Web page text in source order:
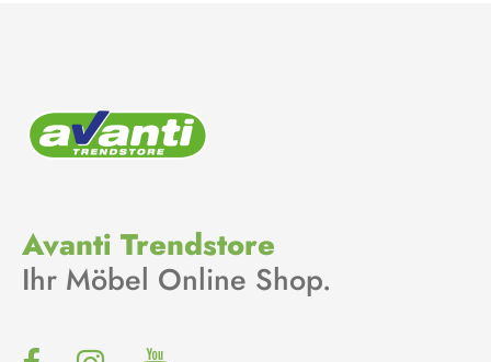
Avanti Trendstore
Ihr Möbel Online Shop.